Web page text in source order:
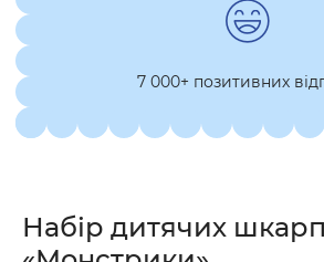
7 000+ позитивних
Набір дитячих